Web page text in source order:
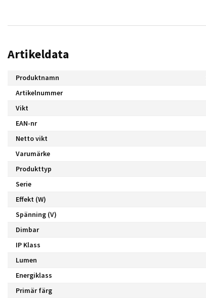
Artikeldata
Produktnamn
Artikelnummer
Vikt
EAN-nr
Netto vikt
Varumärke
Produkttyp
Serie
Effekt (W)
Spänning (V)
Dimbar
IP Klass
Lumen
Energiklass
Primär färg